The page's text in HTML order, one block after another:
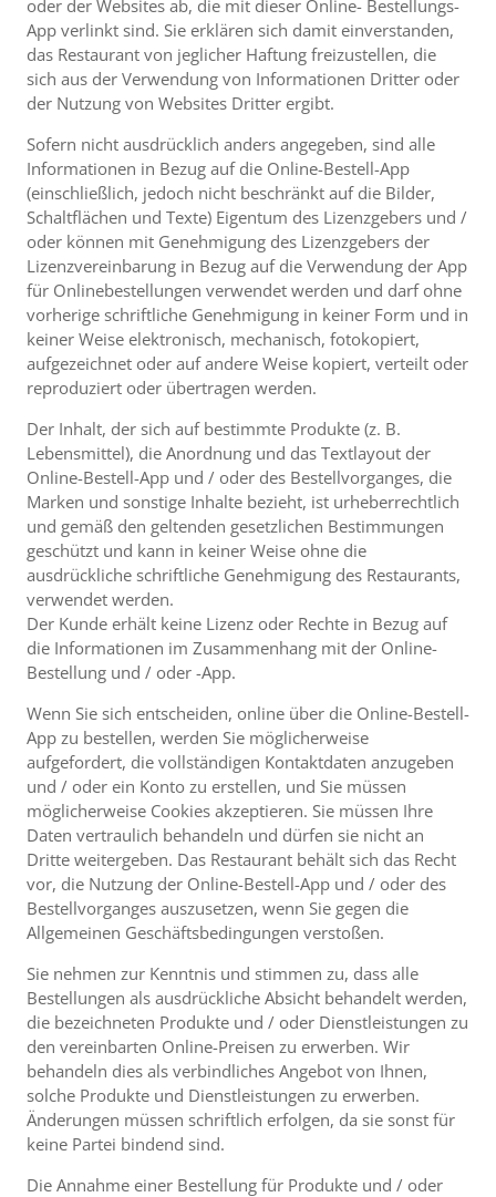
oder der Websites ab, die mit dieser Online- Bestellungs-
App verlinkt sind. Sie erklären sich damit einverstanden,
das Restaurant von jeglicher Haftung freizustellen, die
sich aus der Verwendung von Informationen Dritter oder
der Nutzung von Websites Dritter ergibt.
Sofern nicht ausdrücklich anders angegeben, sind alle
Informationen in Bezug auf die Online-Bestell-App
(einschließlich, jedoch nicht beschränkt auf die Bilder,
Schaltflächen und Texte) Eigentum des Lizenzgebers und /
oder können mit Genehmigung des Lizenzgebers der
Lizenzvereinbarung in Bezug auf die Verwendung der App
für Onlinebestellungen verwendet werden und darf ohne
vorherige schriftliche Genehmigung in keiner Form und in
keiner Weise elektronisch, mechanisch, fotokopiert,
aufgezeichnet oder auf andere Weise kopiert, verteilt oder
reproduziert oder übertragen werden.
Der Inhalt, der sich auf bestimmte Produkte (z. B.
Lebensmittel), die Anordnung und das Textlayout der
Online-Bestell-App und / oder des Bestellvorganges, die
Marken und sonstige Inhalte bezieht, ist urheberrechtlich
und gemäß den geltenden gesetzlichen Bestimmungen
geschützt und kann in keiner Weise ohne die
ausdrückliche schriftliche Genehmigung des Restaurants,
verwendet werden.
Der Kunde erhält keine Lizenz oder Rechte in Bezug auf
die Informationen im Zusammenhang mit der Online-
Bestellung und / oder -App.
Wenn Sie sich entscheiden, online über die Online-Bestell-
App zu bestellen, werden Sie möglicherweise
aufgefordert, die vollständigen Kontaktdaten anzugeben
und / oder ein Konto zu erstellen, und Sie müssen
möglicherweise Cookies akzeptieren. Sie müssen Ihre
Daten vertraulich behandeln und dürfen sie nicht an
Dritte weitergeben. Das Restaurant behält sich das Recht
vor, die Nutzung der Online-Bestell-App und / oder des
Bestellvorganges auszusetzen, wenn Sie gegen die
Allgemeinen Geschäftsbedingungen verstoßen.
Sie nehmen zur Kenntnis und stimmen zu, dass alle
Bestellungen als ausdrückliche Absicht behandelt werden,
die bezeichneten Produkte und / oder Dienstleistungen zu
den vereinbarten Online-Preisen zu erwerben. Wir
behandeln dies als verbindliches Angebot von Ihnen,
solche Produkte und Dienstleistungen zu erwerben.
Änderungen müssen schriftlich erfolgen, da sie sonst für
keine Partei bindend sind.
Die Annahme einer Bestellung für Produkte und / oder